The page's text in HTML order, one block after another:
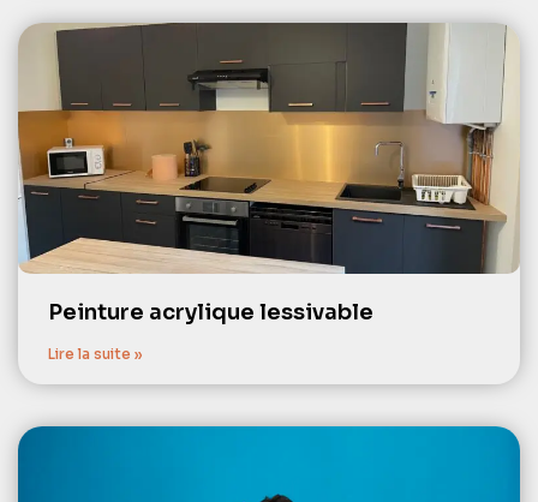
Peinture acrylique lessivable
Lire la suite »